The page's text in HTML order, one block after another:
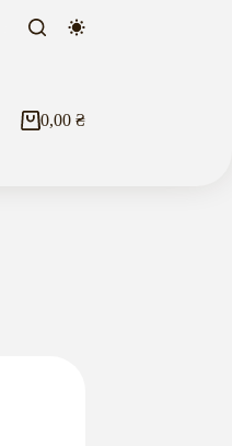
Кошик
0,00 ₴